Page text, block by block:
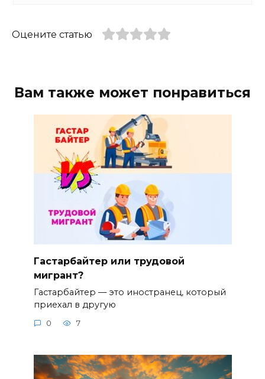
Оцените статью
Вам также может понравиться
Гастарбайтер или трудовой
мигрант?
Гастарбайтер — это иностранец, который
приехал в другую
0 7